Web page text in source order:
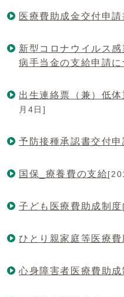
医療費助成金交付申請
新型コロナウイルス
病手当金の支給申請に
出生連絡票（兼）低
月4日]
予防接種承認書交付申
国保_療養費の支給
子ども医療費助成制度
ひとり親家庭等医療
心身障害者医療費助成